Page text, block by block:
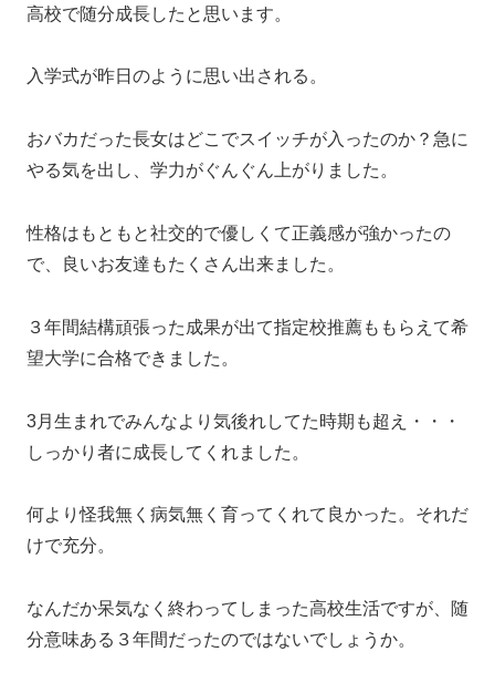
高校で随分成長したと思います。
入学式が昨日のように思い出される。
おバカだった長女はどこでスイッチが入ったのか？急に
やる気を出し、学力がぐんぐん上がりました。
性格はもともと社交的で優しくて正義感が強かったの
で、良いお友達もたくさん出来ました。
３年間結構頑張った成果が出て指定校推薦ももらえて希
望大学に合格できました。
3月生まれでみんなより気後れしてた時期も超え・・・
しっかり者に成長してくれました。
何より怪我無く病気無く育ってくれて良かった。それだ
けで充分。
なんだか呆気なく終わってしまった高校生活ですが、随
分意味ある３年間だったのではないでしょうか。